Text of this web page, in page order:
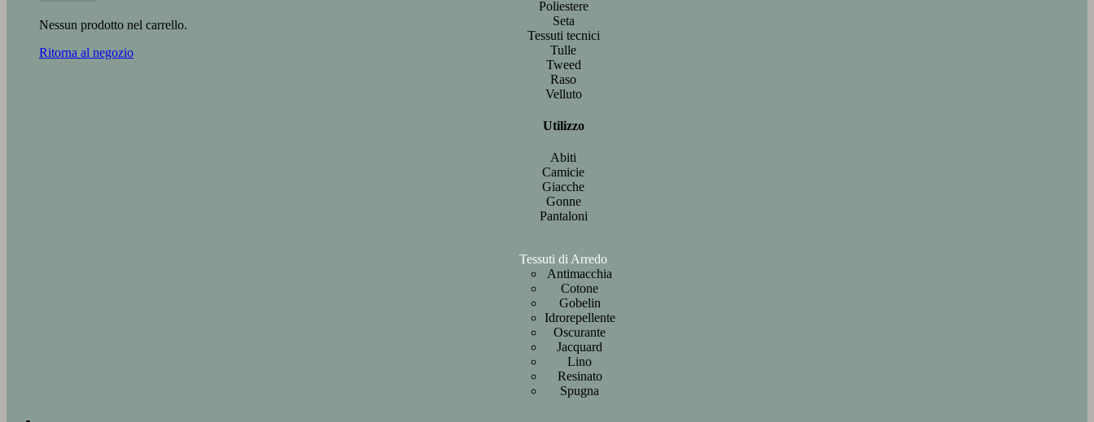
Nessun prodotto nel carrello.
Ritorna al negozio
Poliestere
Seta
Tessuti tecnici
Tulle
Tweed
Raso
Velluto
Utilizzo
Abiti
Camicie
Giacche
Gonne
Pantaloni
Tessuti di Arredo
Antimacchia
Cotone
Gobelin
Idrorepellente
Oscurante
Jacquard
Lino
Resinato
Spugna